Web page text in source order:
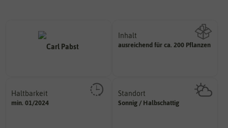
Inhalt
ausreichend für ca. 200 Pflanzen
Wie viel ist enthalten
Haltbarkeit
min. 01/2024
und Pflanzgut sehr gut keimen
sollte.
Standort
Sonnig / Halbschattig
Pflanze? (schattig, halbschattig,
sonnig, vollsonnig)